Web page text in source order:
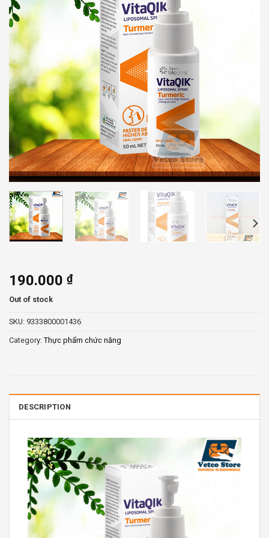
190.000 ₫
Out of stock
SKU: 9333800001436
Category: Thực phẩm chức năng
DESCRIPTION